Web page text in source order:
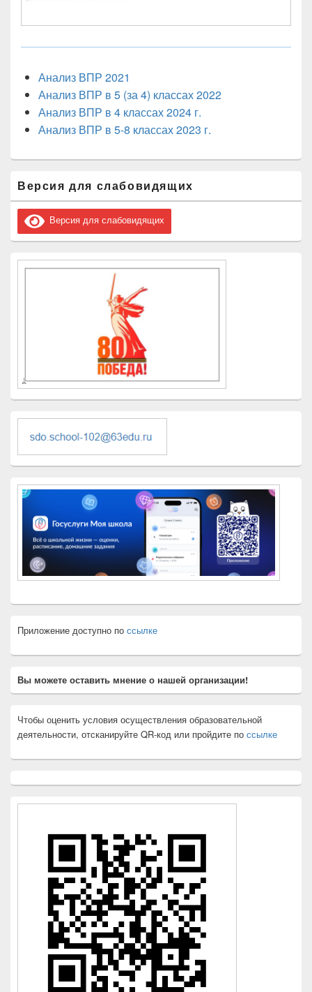
Анализ ВПР 2021
Анализ ВПР в 5 (за 4) классах 2022
Анализ ВПР в 4 классах 2024 г.
Анализ ВПР в 5-8 классах 2023 г.
основной
боковой
панели
Версия для слабовидящих
Версия для слабовидящих
Приложение доступно по ссылке
Вы можете оставить мнение о нашей организации!
Чтобы оценить условия осуществления образовательной
деятельности, отсканируйте QR-код или пройдите по ссылке